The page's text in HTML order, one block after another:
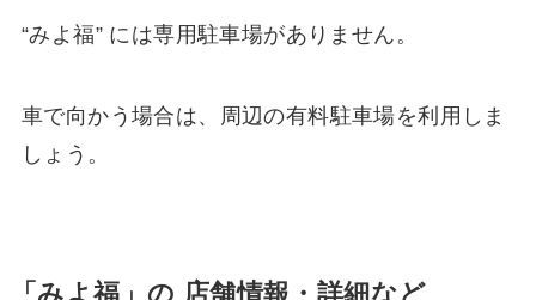
“みよ福” には専用駐車場がありません。
車で向かう場合は、周辺の有料駐車場を利用しま
しょう。
「みよ福」の 店舗情報・詳細など